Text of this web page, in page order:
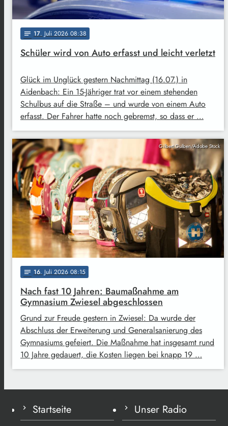
notes 17. Juli 2026 08:38
Schüler wird von Auto erfasst und leicht verletzt
Glück im Unglück gestern Nachmittag (16.07.) in
Aidenbach: Ein 15-Jähriger trat vor einem stehenden
Schulbus auf die Straße – und wurde von einem Auto
erfasst. Der Fahrer hatte noch gebremst, so dass er …
Gilbert Gulben/Adobe Stock
notes 16. Juli 2026 08:15
Nach fast 10 Jahren: Baumaßnahme am
Gymnasium Zwiesel abgeschlossen
Grund zur Freude gestern in Zwiesel: Da wurde der
Abschluss der Erweiterung und Generalsanierung des
Gymnasiums gefeiert. Die Maßnahme hat insgesamt rund
10 Jahre gedauert, die Kosten liegen bei knapp 19 …
Startseite Unser Radio